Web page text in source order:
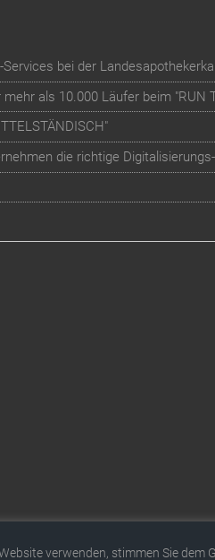
die richtige
verwenden, stimmen Sie dem